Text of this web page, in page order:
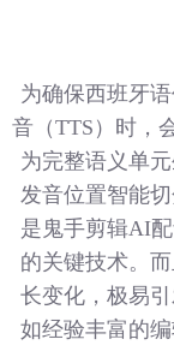
为确保西班牙
音（TTS）时，
为完整语义单
发音位置智能
是鬼手剪辑AI
的关键技术。
长变化，极易
如经验丰富的